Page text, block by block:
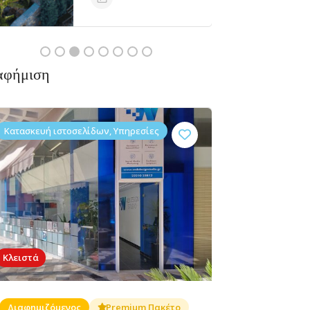
Κλειστά
Κλειστά
Κατασκευή ιστοσελίδων, Υπηρεσίες
Διαφημιζόμενος Premium Πακέτο